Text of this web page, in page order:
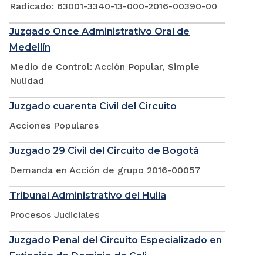
Radicado: 63001-3340-13-000-2016-00390-00
Juzgado Once Administrativo Oral de
Medellín
Medio de Control: Acción Popular, Simple
Nulidad
Juzgado cuarenta Civil del Circuito
Acciones Populares
Juzgado 29 Civil del Circuito de Bogotá
Demanda en Acción de grupo 2016-00057
Tribunal Administrativo del Huila
Procesos Judiciales
Juzgado Penal del Circuito Especializado en